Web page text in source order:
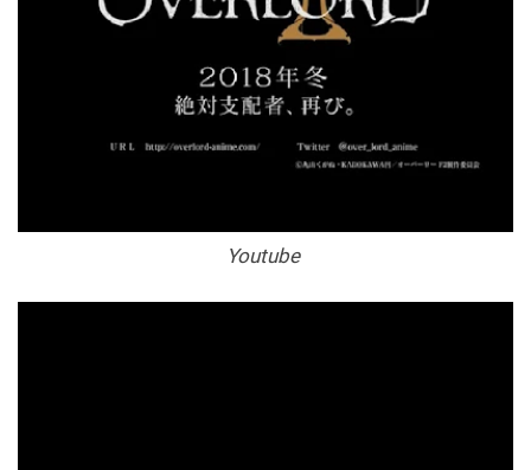
Youtube